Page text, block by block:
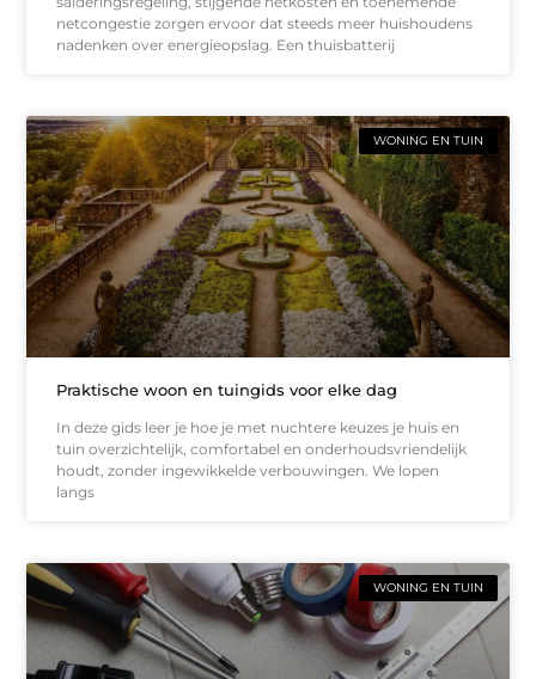
netcongestie zorgen ervoor dat steeds meer huishoudens
nadenken over energieopslag. Een thuisbatterij
WONING EN TUIN
Praktische woon en tuingids voor elke dag
In deze gids leer je hoe je met nuchtere keuzes je huis en
tuin overzichtelijk, comfortabel en onderhoudsvriendelijk
houdt, zonder ingewikkelde verbouwingen. We lopen
langs
WONING EN TUIN